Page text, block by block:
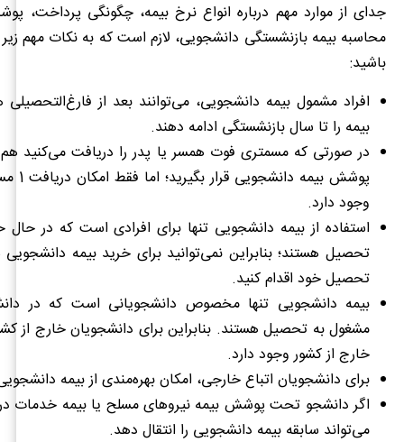
جدای از موارد مهم درباره انواع نرخ بیمه، چگونگی پرداخت،
محاسبه بیمه بازنشستگی دانشجویی، لازم است که به نکات مهم
باشید:
افراد مشمول بیمه دانشجویی، می‌توانند بعد از
بیمه را تا سال بازنشستگی ادامه دهند.
در صورتی که مسمتری فوت همسر یا پدر را دریافت می‌کنید
پوشش
وجود دارد.
استفاده از بیمه دانشجویی تنها برای افرادی است که در
تحصیل هستند؛ بنابراین نمی‌توانید برای خرید بیمه
تحصیل خود اقدام کنید.
بیمه دانشجویی تنها مخصوص دانشجویانی است که در
مشغول به تحصیل هستند. بنابراین برای دانشجویان خارج از
خارج از کشور وجود دارد.
برای دانشجویان اتباع خارجی، امکان بهره‌مندی از بیمه
اگر دانشجو تحت پوشش بیمه نیروهای مسلح یا بیمه خدمات
می‌تواند سابقه بیمه دانشجویی را انتقال دهد.